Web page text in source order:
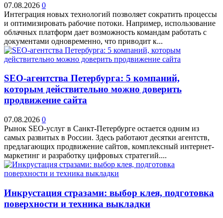
07.08.2026 0
Интеграция новых технологий позволяет сократить процессы
и оптимизировать рабочие потоки. Например, использование
облачных платформ дает возможность командам работать с
документами одновременно, что приводит к...
SEO-агентства Петербурга: 5 компаний,
которым действительно можно доверить
продвижение сайта
07.08.2026 0
Рынок SEO-услуг в Санкт-Петербурге остается одним из
самых развитых в России. Здесь работают десятки агентств,
предлагающих продвижение сайтов, комплексный интернет-
маркетинг и разработку цифровых стратегий....
Инкрустация стразами: выбор клея, подготовка
поверхности и техника выкладки